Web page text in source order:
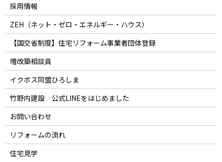
採用情報
ZEH（ネット・ゼロ・エネルギー・ハウス）
【国交省制度】住宅リフォーム事業者団体登録
増改築相談員
イクボス同盟ひろしま
竹野内建設 公式LINEをはじめました
お問い合わせ
リフォームの流れ
住宅見学